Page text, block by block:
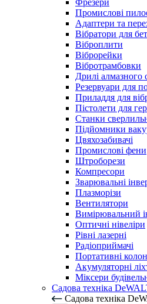
Фрезери
Промислові
Адаптери та
Вібратори для
Віброплити
Віброрейки
Вібротрамбовки
Дрилі алмазного
Резервуари для
Приладдя для
Пістолети для
Станки
Підйомники
Цвяхозабивачі
Промислові фени
Штроборези
Компресори
Зварювальні
Плазморізи
Вентилятори
Вимірювальний
Оптичні нівеліри
Рівні лазерні
Радіоприймачі
Портативні
Акумуляторні
Міксери
Садова техніка
Садова техніка